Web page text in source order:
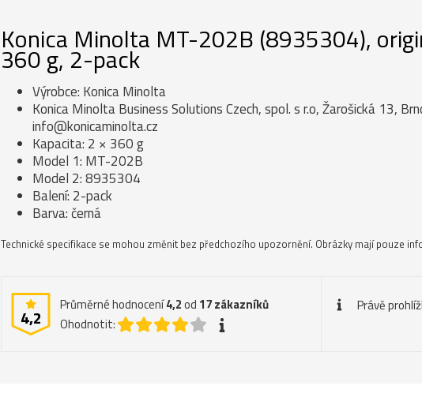
Konica Minolta MT-202B (8935304),
360 g, 2-pack
Výrobce: Konica Minolta
Konica Minolta Business Solutions Czech, spol. s r.o, Žarošická 13,
info@konicaminolta.cz
Kapacita: 2 × 360 g
Model 1: MT-202B
Model 2: 8935304
Balení: 2-pack
Barva: černá
Technické specifikace se mohou změnit bez předchozího upozornění. Obrázky mají pouze
4,2
Průměrné hodnocení4,2od 17zákazníků
Ohodnotit:
Právě